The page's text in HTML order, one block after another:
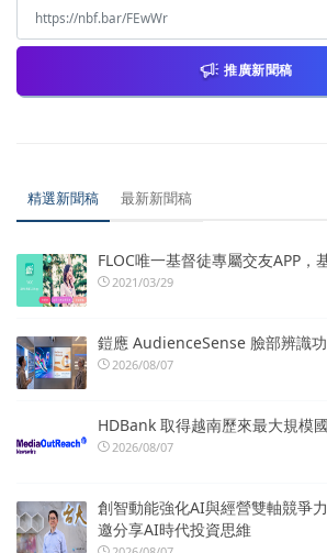
推廣新聞稿
精選新聞稿 最新新聞稿
FLOC唯一基督徒專屬交友APP，
2021/03/29
鎧應 AudienceSense 臉部辨識
2026/08/07
HDBank 取得越南歷來最大規模
2026/08/07
創智動能強化AI與經營雙軸競爭
邀分享AI時代投資思維